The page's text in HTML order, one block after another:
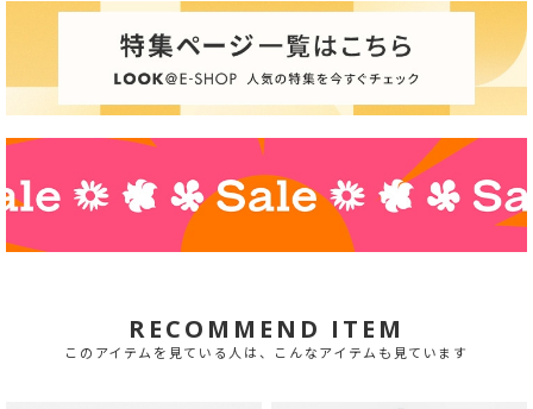
RECOMMEND ITEM
このアイテムを見ている人は、こんなアイテムも見ています